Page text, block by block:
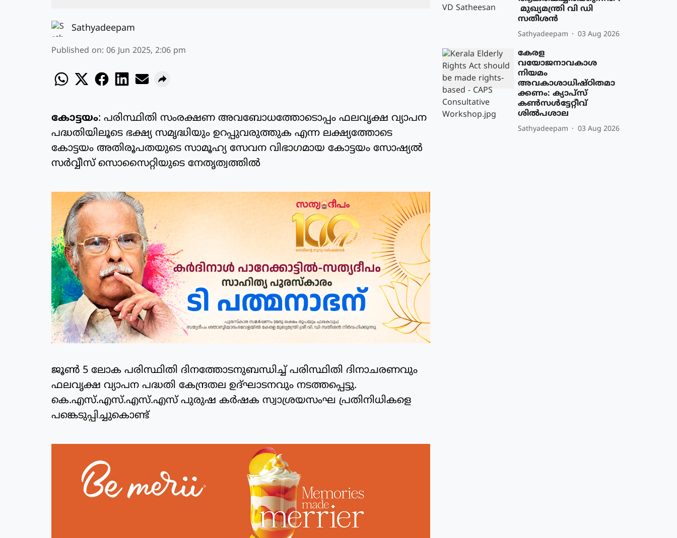
Sathyadeepam
Published on: 06 Jun 2025, 2:06 pm
കോട്ടയം: പരിസ്ഥിതി സംരക്ഷണ അവബോധത്തോടൊപ്പം ഫലവൃക്ഷ വ്യാപന
പദ്ധതിയിലൂടെ ഭക്ഷ്യ സമൃദ്ധിയും ഉറപ്പുവരുത്തുക എന്ന ലക്ഷ്യത്തോടെ
കോട്ടയം അതിരൂപതയുടെ സാമൂഹ്യ സേവന വിഭാഗമായ കോട്ടയം സോഷ്യല്‍
സര്‍വ്വീസ് സൊസൈറ്റിയുടെ നേതൃത്വത്തില്‍
ജൂണ്‍ 5 ലോക പരിസ്ഥിതി ദിനത്തോടനുബന്ധിച്ച് പരിസ്ഥിതി ദിനാചരണവും
ഫലവൃക്ഷ വ്യാപന പദ്ധതി കേന്ദ്രതല ഉദ്ഘാടനവും നടത്തപ്പെട്ടു.
കെ.എസ്.എസ്.എസ്.എസ് പുരുഷ കര്‍ഷക സ്വാശ്രയസംഘ പ്രതിനിധികളെ
പങ്കെടുപ്പിച്ചുകൊണ്ട്
മുഖ്യമന്ത്രി വി ഡി
സതീശൻ
Sathyadeepam 03 Aug 2026
കേരള
വയോജനാവകാശ
നിയമം
അവകാശാധിഷ്ഠിതമാ
ക്കണം: ക്യാപ്സ്
കൺസൾട്ടേറ്റീവ്
ശിൽപശാല
Sathyadeepam 03 Aug 2026